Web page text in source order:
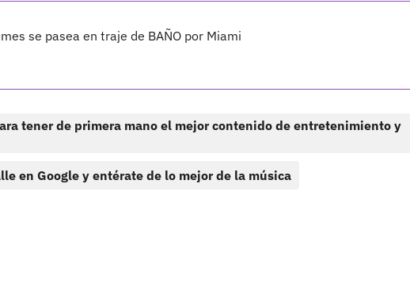
se pasea en traje de BAÑO por Miami
tener de primera mano el mejor contenido de entretenimiento y
en Google y entérate de lo mejor de la música